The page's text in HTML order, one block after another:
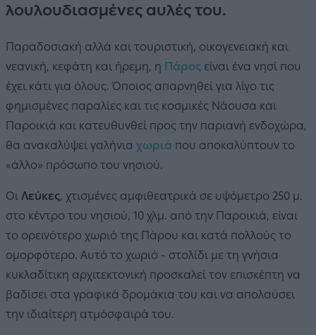
λουλουδιασμένες αυλές του.
Παραδοσιακή αλλά και τουριστική, οικογενειακή και
νεανική, κεφάτη και ήρεμη, η Πάρος είναι ένα νησί που
έχει κάτι για όλους. Όποιος απαρνηθεί για λίγο τις
φημισμένες παραλίες και τις κοσμικές Νάουσα και
Παροικιά και κατευθυνθεί προς την παριανή ενδοχώρα,
θα ανακαλύψει γαλήνια χωριά που αποκαλύπτουν το
«άλλο» πρόσωπο του νησιού.
Οι Λεύκες, χτισμένες αμφιθεατρικά σε υψόμετρο 250 μ.
στο κέντρο του νησιού, 10 χλμ. από την Παροικιά, είναι
το ορεινότερο χωριό της Πάρου και κατά πολλούς το
ομορφότερο. Αυτό το χωριό - στολίδι με τη γνήσια
κυκλαδίτικη αρχιτεκτονική προσκαλεί τον επισκέπτη να
βαδίσει στα γραφικά δρομάκια του και να απολαύσει
την ιδιαίτερη ατμόσφαιρά του.